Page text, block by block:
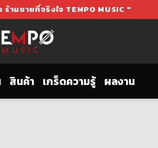
านขายที่จริงใจ TEMPO MUSIC "
สินค้า เกร็ดความรู้ ผลงาน